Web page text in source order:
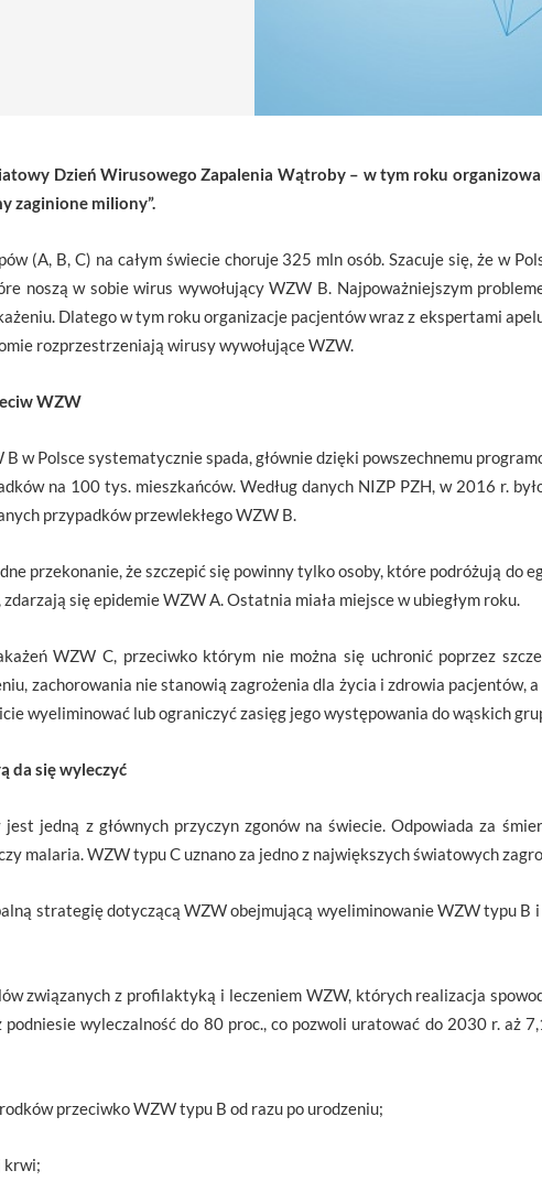
Dzień Wirusowego Zapalenia Wątroby – w tym roku
zaginione miliony”.
(A, B, C) na całym świecie choruje 325 mln osób. Szacuje się, że w
noszą w sobie wirus wywołujący WZW B. Najpoważniejszym
Dlatego w tym roku organizacje pacjentów wraz z ekspertami
rozprzestrzeniają wirusy wywołujące WZW.
WZW
w Polsce systematycznie spada, głównie dzięki powszechnemu
na 100 tys. mieszkańców. Według danych NIZP PZH, w 2016 r.
przypadków przewlekłego WZW B.
przekonanie, że szczepić się powinny tylko osoby, które podróżują do
się epidemie WZW A. Ostatnia miała miejsce w ubiegłym roku.
WZW C, przeciwko którym nie można się uchronić poprzez
zachorowania nie stanowią zagrożenia dla życia i zdrowia pacjentów,
wyeliminować lub ograniczyć zasięg jego występowania do wąskich
da się wyleczyć
jedną z głównych przyczyn zgonów na świecie. Odpowiada za
malaria. WZW typu C uznano za jedno z największych światowych
strategię dotyczącą WZW obejmującą wyeliminowanie WZW typu B i
związanych z profilaktyką i leczeniem WZW, których realizacja
wyleczalność do 80 proc., co pozwoli uratować do 2030 r. aż
przeciwko WZW typu B od razu po urodzeniu;
krwi;